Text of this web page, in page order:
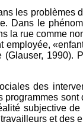
les problèmes
Dans le
la rue comme
employée,
des
programmes
subjective
et des